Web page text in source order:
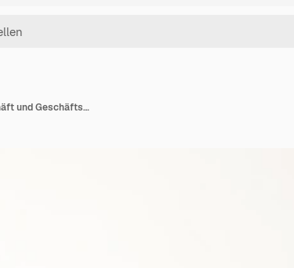
Closeup Handshake isoliert auf weißem Hintergrund Geschäft und Geschäftsbeziehung